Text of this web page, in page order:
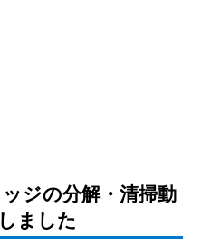
ジの分解・清掃動
ました